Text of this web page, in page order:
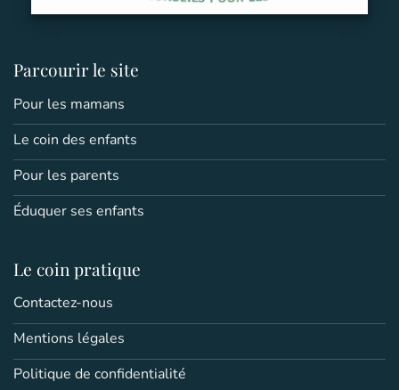
Parcourir le site
Pour les mamans
Le coin des enfants
Pour les parents
Éduquer ses enfants
Le coin pratique
Contactez-nous
Mentions légales
Politique de confidentialité